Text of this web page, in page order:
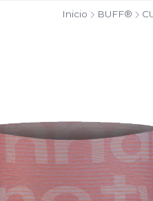
Inicio BUFF®